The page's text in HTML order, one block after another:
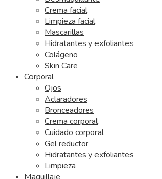
Crema facial
Limpieza facial
Mascarillas
Hidratantes y exfoliantes
Colágeno
Skin Care
Corporal
Ojos
Aclaradores
Bronceadores
Crema corporal
Cuidado corporal
Gel reductor
Hidratantes y exfoliantes
Limpieza